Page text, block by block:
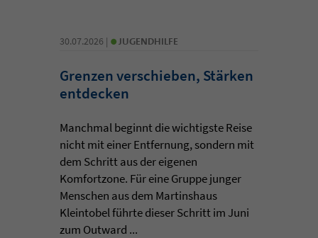
30.07.2026 | • JUGENDHILFE
Grenzen verschieben, Stärken
entdecken
Manchmal beginnt die wichtigste Reise
nicht mit einer Entfernung, sondern mit
dem Schritt aus der eigenen
Komfortzone. Für eine Gruppe junger
Menschen aus dem Martinshaus
Kleintobel führte dieser Schritt im Juni
zum Outward ...